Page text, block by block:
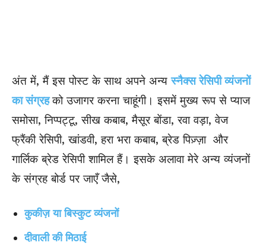
अंत में, मैं इस पोस्ट के साथ अपने अन्यस्नैक्स रेसिपी व्यंजनों
का संग्रहको उजागर करना चाहूंगी। इसमें मुख्य रूप से प्याज
समोसा, निप्पट्टू, सीख कबाब, मैसूर बोंडा, रवा वड़ा, वेज
फ्रैंकी रेसिपी, खांडवी, हरा भरा कबाब, ब्रेड पिज़्ज़ा और
गार्लिक ब्रेड रेसिपी शामिल हैं। इसके अलावा मेरे अन्य व्यंजनों
के संग्रह बोर्ड पर जाएँ जैसे,
कुकीज़ या बिस्कुट व्यंजनों
दीवाली की मिठाई